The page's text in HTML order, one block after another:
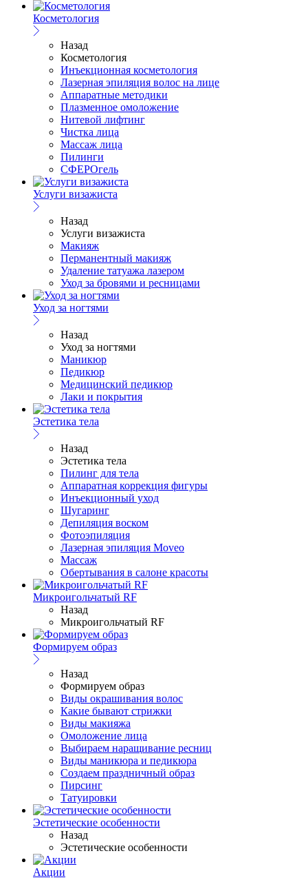
Косметология
Назад
Косметология
Инъекционная косметология
Лазерная эпиляция волос на лице
Аппаратные методики
Плазменное омоложение
Нитевой лифтинг
Чистка лица
Массаж лица
Пилинги
СФЕРОгель
Услуги визажиста
Назад
Услуги визажиста
Макияж
Перманентный макияж
Удаление татуажа лазером
Уход за бровями и ресницами
Уход за ногтями
Назад
Уход за ногтями
Маникюр
Педикюр
Медицинский педикюр
Лаки и покрытия
Эстетика тела
Назад
Эстетика тела
Пилинг для тела
Аппаратная коррекция фигуры
Инъекционный уход
Шугаринг
Депиляция воском
Фотоэпиляция
Лазерная эпиляция Moveo
Массаж
Обертывания в салоне красоты
Микроигольчатый RF
Назад
Микроигольчатый RF
Формируем образ
Назад
Формируем образ
Виды окрашивания волос
Какие бывают стрижки
Виды макияжа
Омоложение лица
Выбираем наращивание ресниц
Виды маникюра и педикюра
Создаем праздничный образ
Пирсинг
Татуировки
Эстетические особенности
Назад
Эстетические особенности
Акции